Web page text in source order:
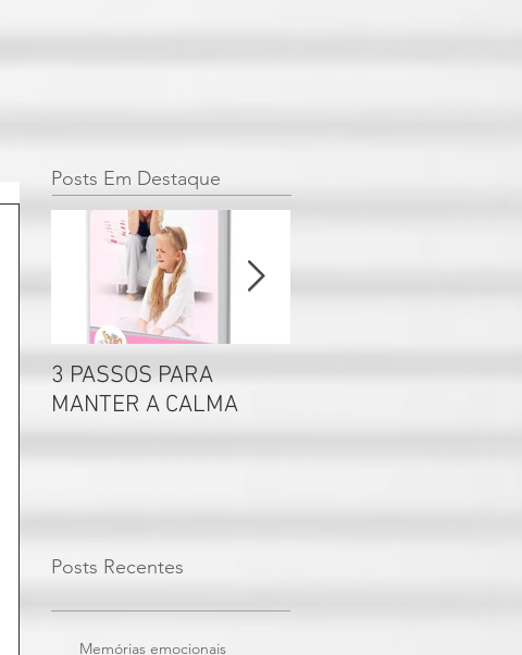
Posts Em Destaque
3 PASSOS PARA
MANTER A CALMA
Posts Recentes
Memórias emocionais